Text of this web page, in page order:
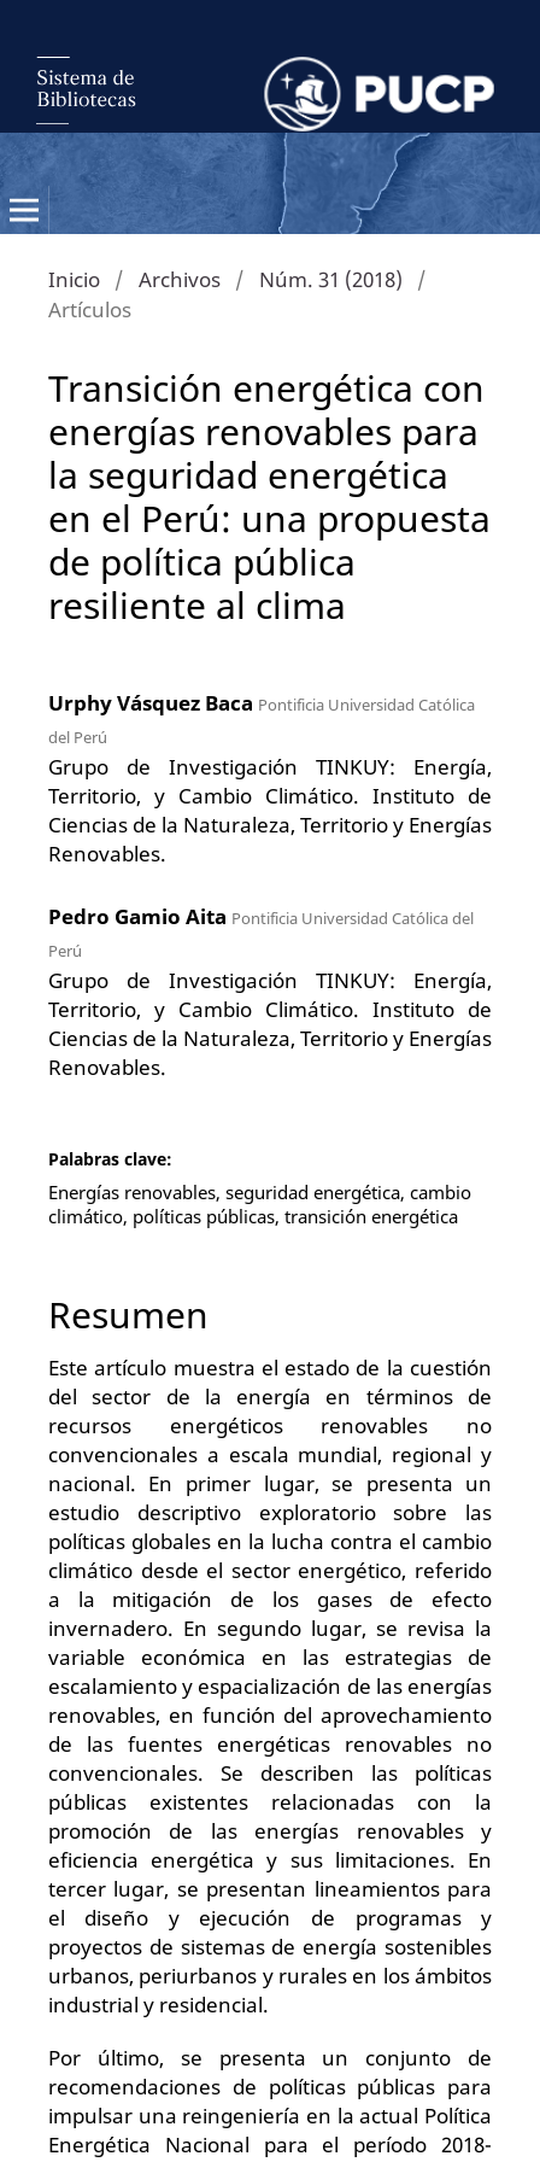
Inicio / Archivos / Núm. 31 (2018)
/
Artículos
Transición energética con
energías renovables para
la seguridad energética
en el Perú: una propuesta
de política pública
resiliente al clima
Urphy Vásquez Baca Pontificia Universidad Católica
del Perú
Grupo de Investigación TINKUY: Energía,
Territorio, y Cambio Climático. Instituto de
Ciencias de la Naturaleza, Territorio y Energías
Renovables.
Pedro Gamio Aita Pontificia Universidad Católica del
Perú
Grupo de Investigación TINKUY: Energía,
Territorio, y Cambio Climático. Instituto de
Ciencias de la Naturaleza, Territorio y Energías
Renovables.
Palabras clave:
Energías renovables, seguridad energética, cambio
climático, políticas públicas, transición energética
Resumen
Este artículo muestra el estado de la cuestión
del sector de la energía en términos de
recursos energéticos renovables no
convencionales a escala mundial, regional y
nacional. En primer lugar, se presenta un
estudio descriptivo exploratorio sobre las
políticas globales en la lucha contra el cambio
climático desde el sector energético, referido
a la mitigación de los gases de efecto
invernadero. En segundo lugar, se revisa la
variable económica en las estrategias de
escalamiento y espacialización de las energías
renovables, en función del aprovechamiento
de las fuentes energéticas renovables no
convencionales. Se describen las políticas
públicas existentes relacionadas con la
promoción de las energías renovables y
eficiencia energética y sus limitaciones. En
tercer lugar, se presentan lineamientos para
el diseño y ejecución de programas y
proyectos de sistemas de energía sostenibles
urbanos, periurbanos y rurales en los ámbitos
industrial y residencial.
Por último, se presenta un conjunto de
recomendaciones de políticas públicas para
impulsar una reingeniería en la actual Política
Energética Nacional para el período 2018-